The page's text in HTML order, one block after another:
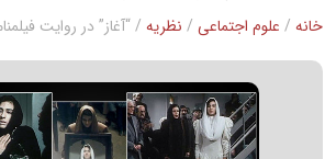
خانه / علوم اجتماعی / نظریه / “آغاز” در روایت